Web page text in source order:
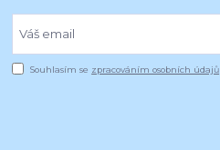
Souhlasím se zpracováním osobních údajů